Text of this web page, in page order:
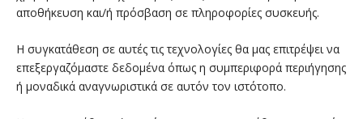
αποθήκευση και/ή πρόσβαση σε πληροφορίες συσκευής.
Η συγκατάθεση σε αυτές τις τεχνολογίες θα μας επιτρέψει να
επεξεργαζόμαστε δεδομένα όπως η συμπεριφορά περιήγησης
ή μοναδικά αναγνωριστικά σε αυτόν τον ιστότοπο.